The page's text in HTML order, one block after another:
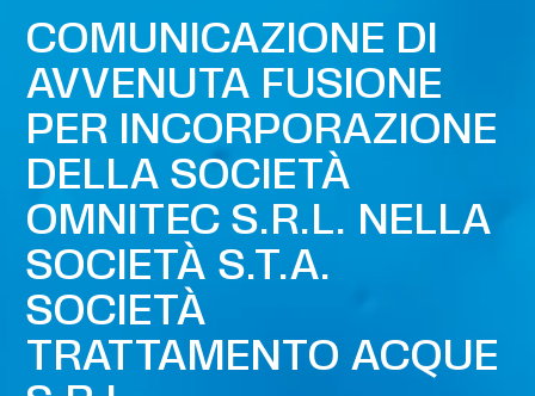
COMUNICAZIONE DI
AVVENUTA FUSIONE
PER INCORPORAZIONE
DELLA SOCIETÀ
OMNITEC S.R.L. NELLA
SOCIETÀ S.T.A.
SOCIETÀ
TRATTAMENTO ACQUE